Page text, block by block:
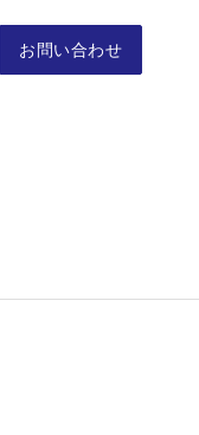
お問い合わせ